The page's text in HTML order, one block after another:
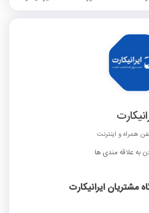
همراه و اینترنت
به علاقه مندی ها